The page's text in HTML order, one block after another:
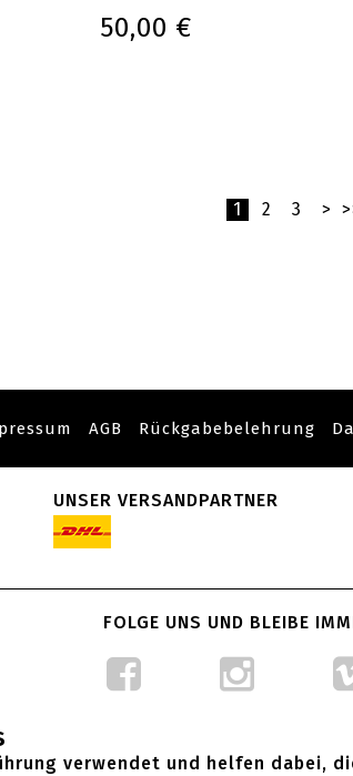
50,00 €
1 2 3 >
AGB Rückgabebelehrung
UNSER VERSANDPARTNER
FOLGE UNS UND BLEIBE
verwendet und helfen dabei,